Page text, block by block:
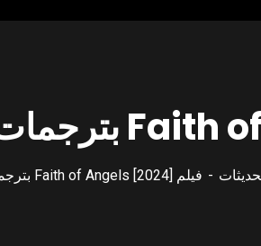
فيلم Faith of Angels [2024] بترجمات متعددة